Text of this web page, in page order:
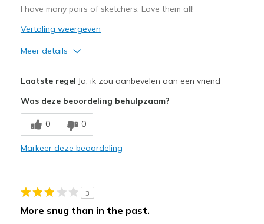
Sizing
Feels true to size
View On Shoes
Shoes are for Wearing
I have many pairs of sketchers. Love them all!
Vertaling weergeven
Meer details
Breathe Well
Comfortable
Beste toepassingen
Laatste regel Ja, ik zou aanbevelen aan een vriend
Was deze beoordeling behulpzaam?
0 0
Markeer deze beoordeling
3
More snug than in the past.